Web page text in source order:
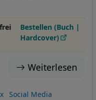
Bestellen (Buch |
Hardcover)
Weiterlesen
Social Media